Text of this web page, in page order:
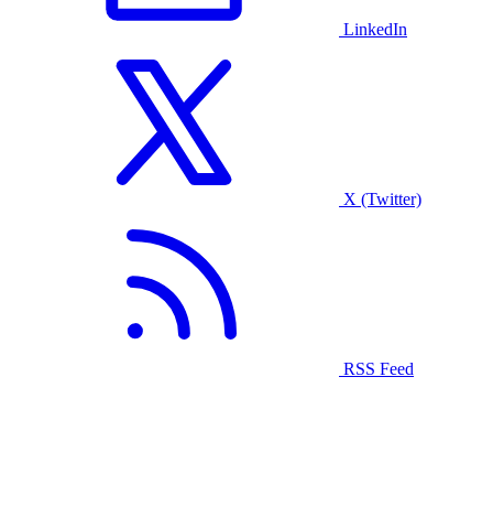
LinkedIn
X (Twitter)
RSS Feed